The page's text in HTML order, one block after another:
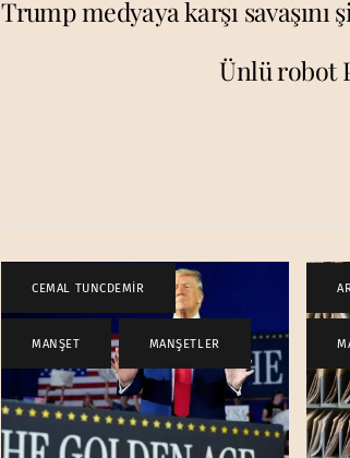
Trump medyaya karşı savaşını
Ünlü robot
CEMAL TUNCDEMİR ,
MANŞET , MANŞETLER